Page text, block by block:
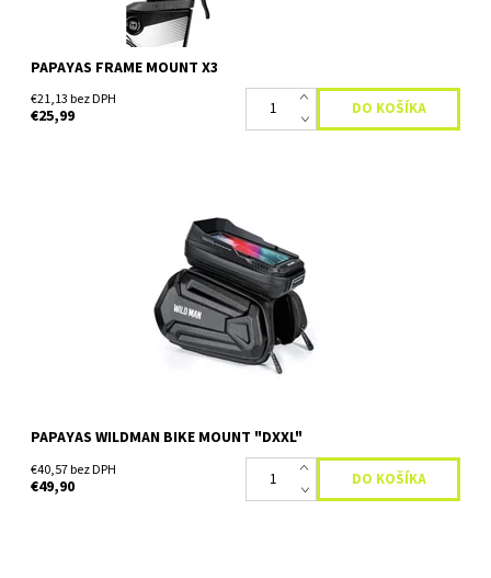
PAPAYAS FRAME MOUNT X3
€21,13 bez DPH
€25,99
Vodeodolná taška na bicykel Papayas je dokonalým výborným
pre každého bikera.Brašna je upevnená na ráme bicykla
pomocou klipu, je vyrobená z odolného polykarbonátu,ktorý je...
Skladom
PAPAYAS WILDMAN BIKE MOUNT "DXXL"
€40,57 bez DPH
€49,90